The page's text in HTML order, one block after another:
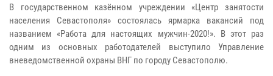
В государственном казённом учреждении «Центр занятости
населения Севастополя» состоялась ярмарка вакансий под
названием «Работа для настоящих мужчин-2020!». В этот раз
одним из основных работодателей выступило Управление
вневедомственной охраны ВНГ по городу Севастополю.